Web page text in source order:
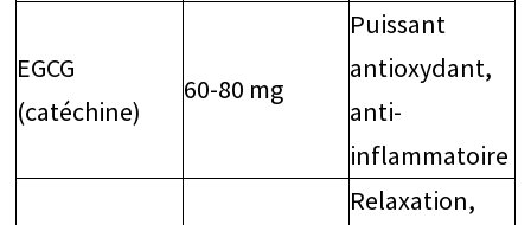
EGCG
(catéchine)
60-80 mg
Puissant
antioxydant,
anti-
inflammatoire
Relaxation,